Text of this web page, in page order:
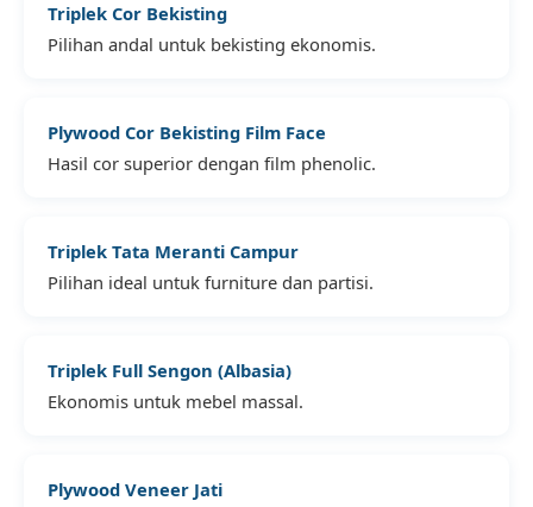
Triplek Cor Bekisting
Pilihan andal untuk bekisting ekonomis.
Plywood Cor Bekisting Film Face
Hasil cor superior dengan film phenolic.
Triplek Tata Meranti Campur
Pilihan ideal untuk furniture dan partisi.
Triplek Full Sengon (Albasia)
Ekonomis untuk mebel massal.
Plywood Veneer Jati